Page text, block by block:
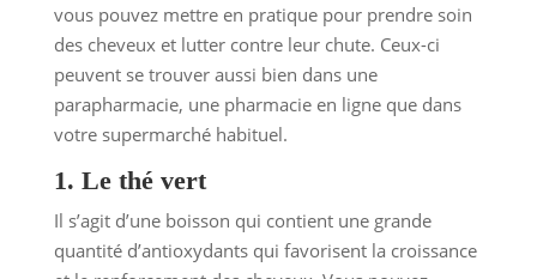
vous pouvez mettre en pratique pour prendre soin
des cheveux et lutter contre leur chute. Ceux-ci
peuvent se trouver aussi bien dans une
parapharmacie, une pharmacie en ligne que dans
votre supermarché habituel.
1. Le thé vert
Il s’agit d’une boisson qui contient une grande
quantité d’antioxydants qui favorisent la croissance